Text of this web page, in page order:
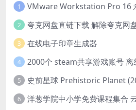
1
2 夸克网盘直链下载 解除夸克网
3 在线电子印章生成器
4 2000个 steam共享游戏账号
5
6 洋葱学院中小学免费课程集合